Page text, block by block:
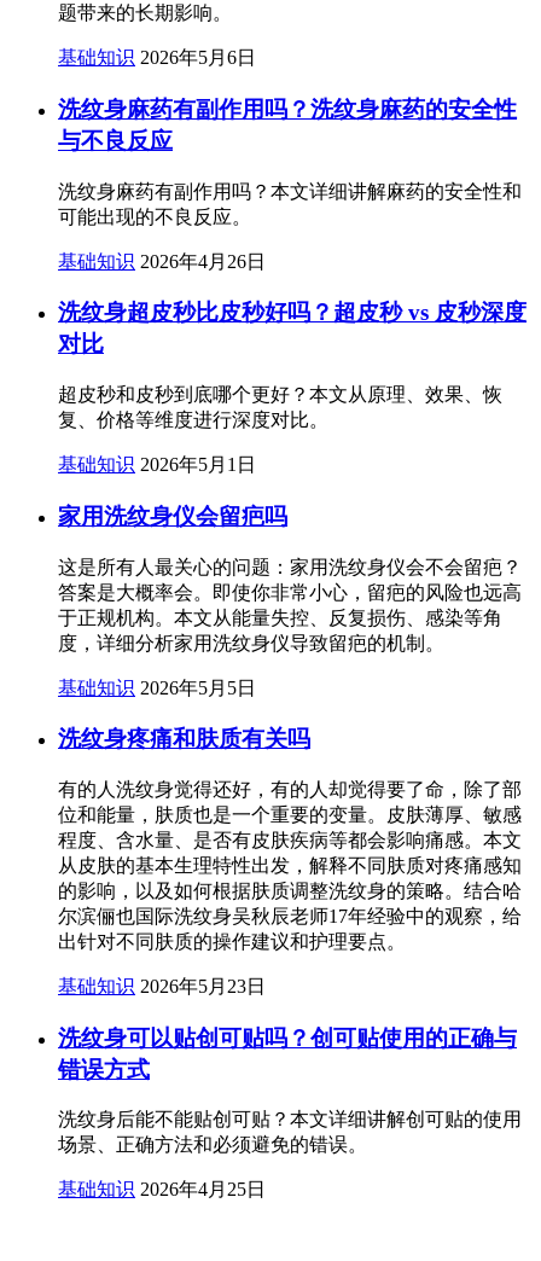
题带来的长期影响。
基础知识 2026年5月6日
洗纹身麻药有副作用吗？洗纹身麻药的安全性
与不良反应
洗纹身麻药有副作用吗？本文详细讲解麻药的安全性和
可能出现的不良反应。
基础知识 2026年4月26日
洗纹身超皮秒比皮秒好吗？超皮秒 vs 皮秒深度
对比
超皮秒和皮秒到底哪个更好？本文从原理、效果、恢
复、价格等维度进行深度对比。
基础知识 2026年5月1日
家用洗纹身仪会留疤吗
这是所有人最关心的问题：家用洗纹身仪会不会留疤？
答案是大概率会。即使你非常小心，留疤的风险也远高
于正规机构。本文从能量失控、反复损伤、感染等角
度，详细分析家用洗纹身仪导致留疤的机制。
基础知识 2026年5月5日
洗纹身疼痛和肤质有关吗
有的人洗纹身觉得还好，有的人却觉得要了命，除了部
位和能量，肤质也是一个重要的变量。皮肤薄厚、敏感
程度、含水量、是否有皮肤疾病等都会影响痛感。本文
从皮肤的基本生理特性出发，解释不同肤质对疼痛感知
的影响，以及如何根据肤质调整洗纹身的策略。结合哈
尔滨俪也国际洗纹身吴秋辰老师17年经验中的观察，给
出针对不同肤质的操作建议和护理要点。
基础知识 2026年5月23日
洗纹身可以贴创可贴吗？创可贴使用的正确与
错误方式
洗纹身后能不能贴创可贴？本文详细讲解创可贴的使用
场景、正确方法和必须避免的错误。
基础知识 2026年4月25日